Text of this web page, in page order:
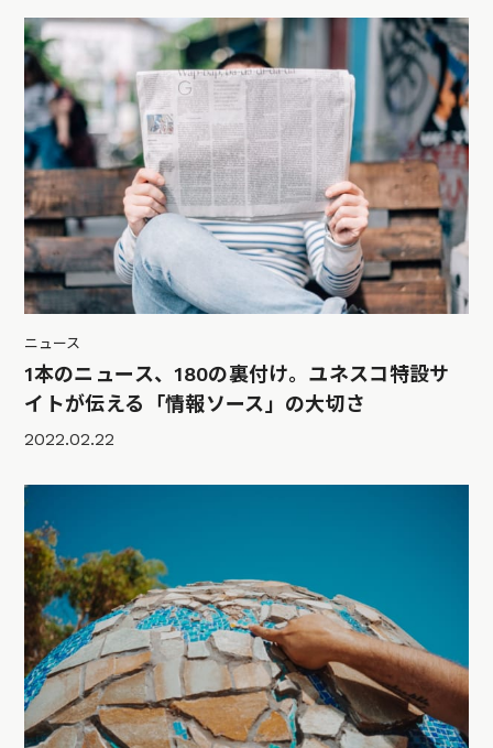
ニュース
1本のニュース、180の裏付け。ユネスコ特設サ
イトが伝える「情報ソース」の大切さ
2022.02.22